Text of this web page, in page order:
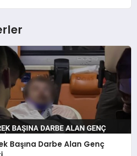
Başına Darbe Alan Genç